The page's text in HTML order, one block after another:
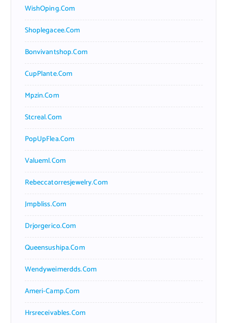
WishOping.com
Shoplegacee.com
Bonvivantshop.com
CupPlante.com
Mpzin.com
Stcreal.com
PopUpFlea.com
Valueml.com
Rebeccatorresjewelry.com
Jmpbliss.com
Drjorgerico.com
Queensushipa.com
Wendyweimerdds.com
Ameri-Camp.com
Hrsreceivables.com